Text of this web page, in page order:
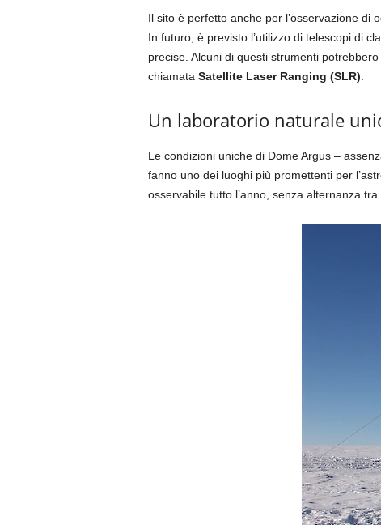
Il sito è perfetto anche per l’osservazione di
In futuro, è previsto l’utilizzo di telescopi di
precise. Alcuni di questi strumenti
chiamata Satellite Laser Ranging (SLR)
Un laboratorio naturale
Le condizioni uniche di Dome Argus –
fanno uno dei luoghi più promettenti per
osservabile tutto l’anno, senza alternanza